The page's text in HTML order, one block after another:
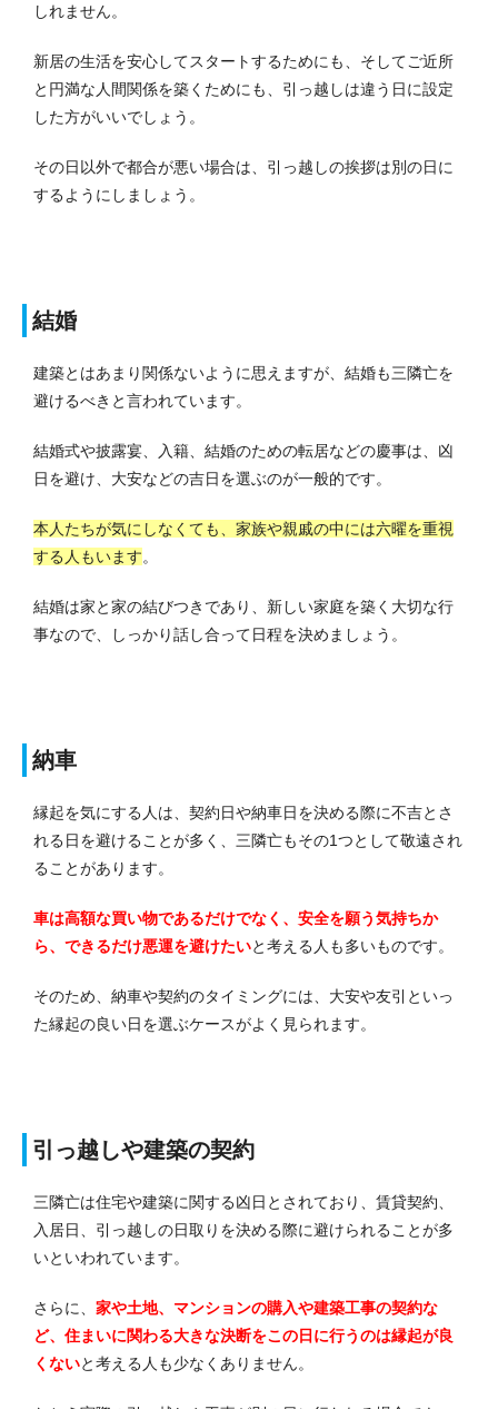
しれません。
新居の生活を安心してスタートするためにも、そしてご近所
と円満な人間関係を築くためにも、引っ越しは違う日に設定
した方がいいでしょう。
その日以外で都合が悪い場合は、引っ越しの挨拶は別の日に
するようにしましょう。
結婚
建築とはあまり関係ないように思えますが、結婚も三隣亡を
避けるべきと言われています。
結婚式や披露宴、入籍、結婚のための転居などの慶事は、凶
日を避け、大安などの吉日を選ぶのが一般的です。
本人たちが気にしなくても、家族や親戚の中には六曜を重視
する人もいます。
結婚は家と家の結びつきであり、新しい家庭を築く大切な行
事なので、しっかり話し合って日程を決めましょう。
納車
縁起を気にする人は、契約日や納車日を決める際に不吉とさ
れる日を避けることが多く、三隣亡もその1つとして敬遠され
ることがあります。
車は高額な買い物であるだけでなく、安全を願う気持ちか
ら、できるだけ悪運を避けたいと考える人も多いものです。
そのため、納車や契約のタイミングには、大安や友引といっ
た縁起の良い日を選ぶケースがよく見られます。
引っ越しや建築の契約
三隣亡は住宅や建築に関する凶日とされており、賃貸契約、
入居日、引っ越しの日取りを決める際に避けられることが多
いといわれています。
さらに、 家や土地、マンションの購入や建築工事の契約な
ど、住まいに関わる大きな決断をこの日に行うのは縁起が良
くないと考える人も少なくありません。